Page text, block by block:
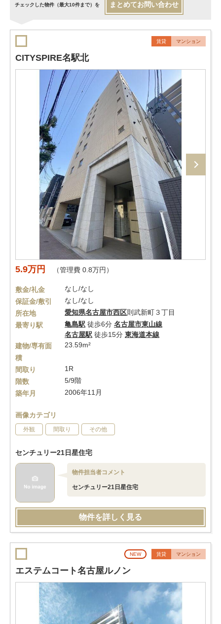
チェックした物件（最大10件まで）を まとめてお問い合わせ
賃貸 マンション
CITYSPIRE名駅北
5.9万円 （管理費 0.8万円）
敷金/礼金
なし/なし
保証金/敷引
なし/なし
所在地
愛知県名古屋市西区則武新町３丁目
最寄り駅
亀島駅 徒歩6分 名古屋市東山線
名古屋駅 徒歩15分 東海道本線
建物/専有面
積
23.59m²
間取り
1R
階数
5/9階
築年月
2006年11月
画像カテゴリ
外観 間取り その他
センチュリー21日星住宅
物件担当者コメント
センチュリー21日星住宅
物件を詳しく見る
NEW 賃貸 マンション
エステムコート名古屋ルノン